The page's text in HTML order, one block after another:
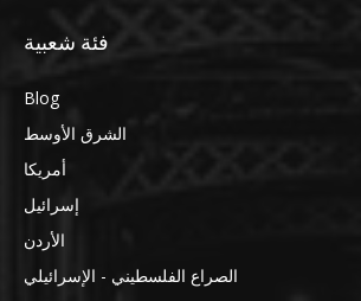
فئة شعبية
Blog
الشرق الأوسط
أمريكا
إسرائيل
الأردن
الصراع الفلسطيني - الإسرائيلي